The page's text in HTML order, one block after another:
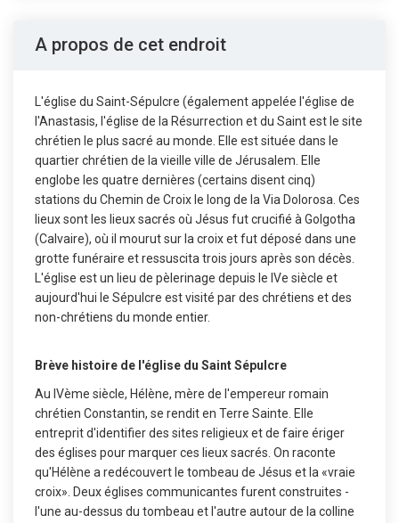
A propos de cet endroit
L'église du Saint-Sépulcre (également appelée l'église de
l'Anastasis, l'église de la Résurrection et du Saint est le site
chrétien le plus sacré au monde. Elle est située dans le
quartier chrétien de la vieille ville de Jérusalem. Elle
englobe les quatre dernières (certains disent cinq)
stations du Chemin de Croix le long de la Via Dolorosa. Ces
lieux sont les lieux sacrés où Jésus fut crucifié à Golgotha
(Calvaire), où il mourut sur la croix et fut déposé dans une
grotte funéraire et ressuscita trois jours après son décès.
L'église est un lieu de pèlerinage depuis le IVe siècle et
aujourd'hui le Sépulcre est visité par des chrétiens et des
non-chrétiens du monde entier.
Brève histoire de l'église du Saint Sépulcre
Au IVème siècle, Hélène, mère de l'empereur romain
chrétien Constantin, se rendit en Terre Sainte. Elle
entreprit d'identifier des sites religieux et de faire ériger
des églises pour marquer ces lieux sacrés. On raconte
qu'Hélène a redécouvert le tombeau de Jésus et la «vraie
croix». Deux églises communicantes furent construites -
l'une au-dessus du tombeau et l'autre autour de la colline